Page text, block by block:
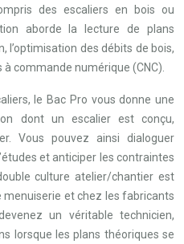
des escaliers en bois ou
aborde la lecture de plans
l’optimisation des débits de bois,
commande numérique (CNC).
le Bac Pro vous donne une
dont un escalier est conçu,
Vous pouvez ainsi dialoguer
et anticiper les contraintes
culture atelier/chantier est
menuiserie et chez les fabricants
un véritable technicien,
lorsque les plans théoriques se